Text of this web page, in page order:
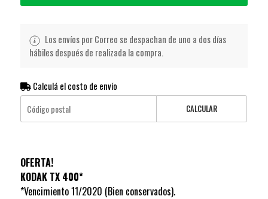
Los envíos por Correo se despachan de uno a dos días
hábiles después de realizada la compra.
Calculá el costo de envío
CALCULAR
OFERTA!
KODAK TX 400*
*Vencimiento 11/2020 (Bien conservados).